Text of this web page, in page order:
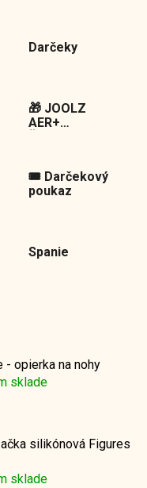
Darčeky
🎁 JOOLZ
AER+
🎟️ Darčekový
poukaz
Spanie
opierka na nohy
sklade
silikónová Figures
sklade